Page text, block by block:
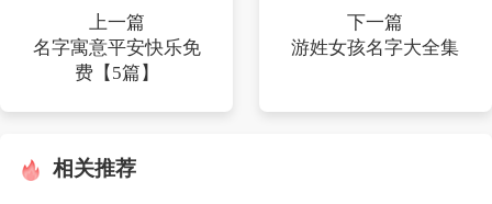
上一篇
名字寓意平安快乐免
费【5篇】
下一篇
游姓女孩名字大全集
相关推荐